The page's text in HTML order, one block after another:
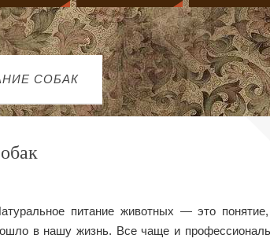
СОБАК
питание животных — это понятие,
в нашу жизнь. Все чаще и